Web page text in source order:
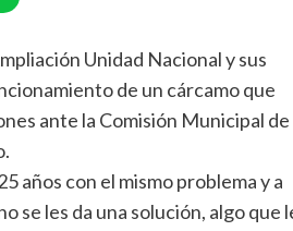
Unidad Nacional y sus
de un cárcamo que
ante la Comisión Municipal de
años con el mismo problema y a
se les da una solución, algo que